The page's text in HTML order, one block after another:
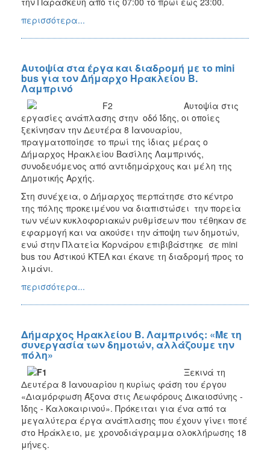
περισσότερα...
Αυτοψία στα έργα και διαδρομή με το mini
bus για τον Δήμαρχο Ηρακλείου Β.
Λαμπρινό
Αυτοψία στις
εργασίες ανάπλασης στην οδό Ίδης, οι οποίες
ξεκίνησαν την Δευτέρα 8 Ιανουαρίου,
πραγματοποίησε το πρωί της ίδιας μέρας ο
Δήμαρχος Ηρακλείου Βασίλης Λαμπρινός,
συνοδευόμενος από αντιδημάρχους και μέλη της
Δημοτικής Αρχής.
Στη συνέχεια, ο Δήμαρχος περπάτησε στο κέντρο
της πόλης προκειμένου να διαπιστώσει την πορεία
των νέων κυκλοφοριακών ρυθμίσεων που τέθηκαν σε
εφαρμογή και να ακούσει την άποψη των δημοτών,
ενώ στην Πλατεία Κορνάρου επιβιβάστηκε σε mini
bus του Αστικού ΚΤΕΛ και έκανε τη διαδρομή προς το
λιμάνι.
περισσότερα...
Δήμαρχος Ηρακλείου Β. Λαμπρινός: «Με τη
συνεργασία των δημοτών, αλλάζουμε την
πόλη»
Ξεκινά τη
Δευτέρα 8 Ιανουαρίου η κυρίως φάση του έργου
«Διαμόρφωση Άξονα στις Λεωφόρους Δικαιοσύνης -
Ίδης - Καλοκαιρινού». Πρόκειται για ένα από τα
μεγαλύτερα έργα ανάπλασης που έχουν γίνει ποτέ
στο Ηράκλειο, με χρονοδιάγραμμα ολοκλήρωσης 18
μήνες.